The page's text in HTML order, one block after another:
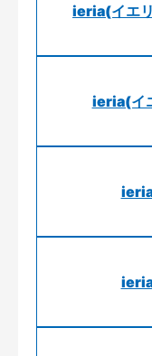
ieria(イエ
ieria(イ